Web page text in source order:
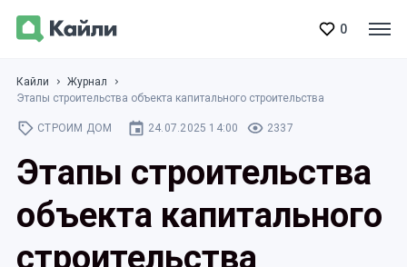
0
Кайли
Журнал
Этапы строительства объекта капитального строительства
СТРОИМ ДОМ 24.07.2025 14:00 2337
Этапы строительства
объекта капитального
строительства